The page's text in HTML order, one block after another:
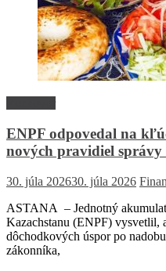
ENPF odpovedal na
nových pravidiel
30. júla 202630. júla 2026
ASTANA – Jednotný
Kazachstanu (ENPF) vysvetlil,
dôchodkových úspor po
zákonníka,